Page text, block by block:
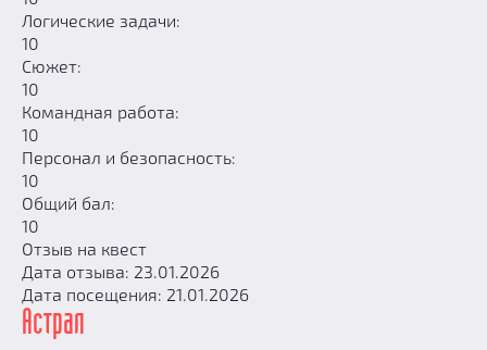
Логические задачи:
10
Сюжет:
10
Командная работа:
10
Персонал и безопасность:
10
Общий бал:
10
Отзыв на квест
Дата отзыва: 23.01.2026
Дата посещения: 21.01.2026
Астрал